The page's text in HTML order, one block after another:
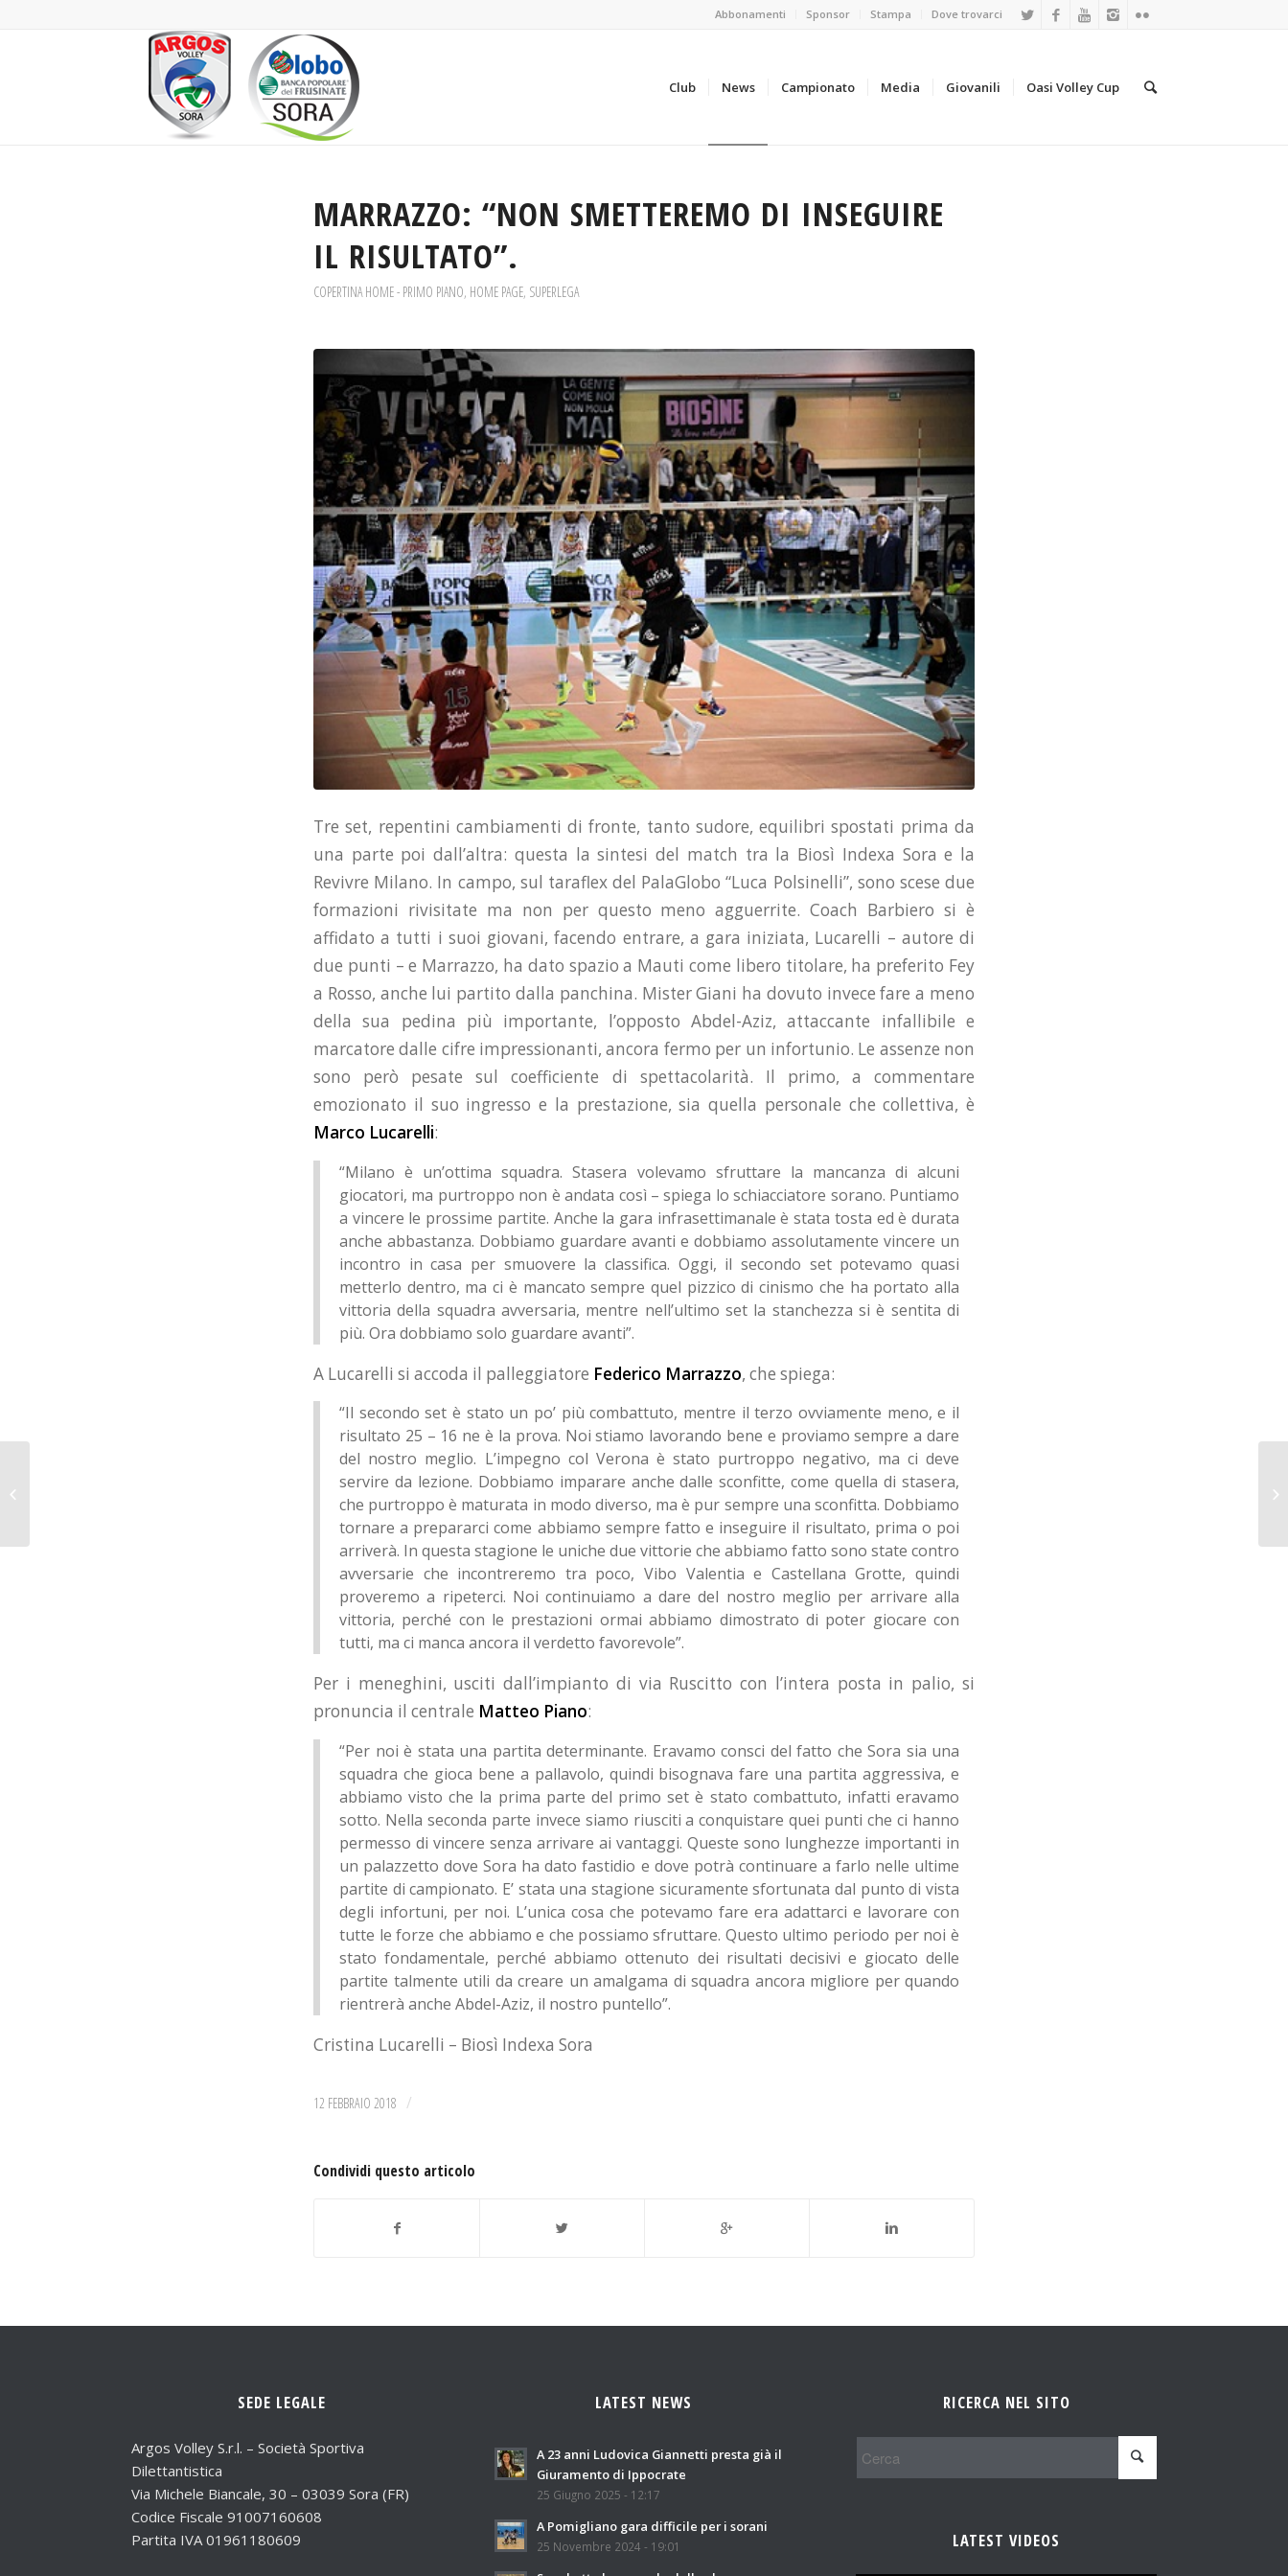
Abbonamenti Sponsor Stampa Dove trovarci
Club News Campionato Media Giovanili Oasi Volley Cup
MARRAZZO: “NON SMETTEREMO DI INSEGUIRE
IL RISULTATO”.
COPERTINA HOME - PRIMO PIANO, HOME PAGE, SUPERLEGA
Tre set, repentini cambiamenti di fronte, tanto sudore, equilibri spostati prima da
una parte poi dall’altra: questa la sintesi del match tra la Biosì Indexa Sora e la
Revivre Milano. In campo, sul taraflex del PalaGlobo “Luca Polsinelli”, sono scese due
formazioni rivisitate ma non per questo meno agguerrite. Coach Barbiero si è
affidato a tutti i suoi giovani, facendo entrare, a gara iniziata, Lucarelli – autore di
due punti – e Marrazzo, ha dato spazio a Mauti come libero titolare, ha preferito Fey
a Rosso, anche lui partito dalla panchina. Mister Giani ha dovuto invece fare a meno
della sua pedina più importante, l’opposto Abdel-Aziz, attaccante infallibile e
marcatore dalle cifre impressionanti, ancora fermo per un infortunio. Le assenze non
sono però pesate sul coefficiente di spettacolarità. Il primo, a commentare
emozionato il suo ingresso e la prestazione, sia quella personale che collettiva, è
Marco Lucarelli:
“Milano è un’ottima squadra. Stasera volevamo sfruttare la mancanza di alcuni
giocatori, ma purtroppo non è andata così – spiega lo schiacciatore sorano. Puntiamo
a vincere le prossime partite. Anche la gara infrasettimanale è stata tosta ed è durata
anche abbastanza. Dobbiamo guardare avanti e dobbiamo assolutamente vincere un
incontro in casa per smuovere la classifica. Oggi, il secondo set potevamo quasi
metterlo dentro, ma ci è mancato sempre quel pizzico di cinismo che ha portato alla
vittoria della squadra avversaria, mentre nell’ultimo set la stanchezza si è sentita di
più. Ora dobbiamo solo guardare avanti”.
A Lucarelli si accoda il palleggiatore Federico Marrazzo, che spiega:
“Il secondo set è stato un po’ più combattuto, mentre il terzo ovviamente meno, e il
risultato 25 – 16 ne è la prova. Noi stiamo lavorando bene e proviamo sempre a dare
del nostro meglio. L’impegno col Verona è stato purtroppo negativo, ma ci deve
servire da lezione. Dobbiamo imparare anche dalle sconfitte, come quella di stasera,
che purtroppo è maturata in modo diverso, ma è pur sempre una sconfitta. Dobbiamo
tornare a prepararci come abbiamo sempre fatto e inseguire il risultato, prima o poi
arriverà. In questa stagione le uniche due vittorie che abbiamo fatto sono state contro
avversarie che incontreremo tra poco, Vibo Valentia e Castellana Grotte, quindi
proveremo a ripeterci. Noi continuiamo a dare del nostro meglio per arrivare alla
vittoria, perché con le prestazioni ormai abbiamo dimostrato di poter giocare con
tutti, ma ci manca ancora il verdetto favorevole”.
Per i meneghini, usciti dall’impianto di via Ruscitto con l’intera posta in palio, si
pronuncia il centrale Matteo Piano:
“Per noi è stata una partita determinante. Eravamo consci del fatto che Sora sia una
squadra che gioca bene a pallavolo, quindi bisognava fare una partita aggressiva, e
abbiamo visto che la prima parte del primo set è stato combattuto, infatti eravamo
sotto. Nella seconda parte invece siamo riusciti a conquistare quei punti che ci hanno
permesso di vincere senza arrivare ai vantaggi. Queste sono lunghezze importanti in
un palazzetto dove Sora ha dato fastidio e dove potrà continuare a farlo nelle ultime
partite di campionato. E’ stata una stagione sicuramente sfortunata dal punto di vista
degli infortuni, per noi. L’unica cosa che potevamo fare era adattarci e lavorare con
tutte le forze che abbiamo e che possiamo sfruttare. Questo ultimo periodo per noi è
stato fondamentale, perché abbiamo ottenuto dei risultati decisivi e giocato delle
partite talmente utili da creare un amalgama di squadra ancora migliore per quando
rientrerà anche Abdel-Aziz, il nostro puntello”.
Cristina Lucarelli – Biosì Indexa Sora
12 FEBBRAIO 2018 /
Condividi questo articolo
SEDE LEGALE
Argos Volley S.r.l. – Società Sportiva
Dilettantistica
Via Michele Biancale, 30 – 03039 Sora (FR)
Codice Fiscale 91007160608
Partita IVA 01961180609
LATEST NEWS
A 23 anni Ludovica Giannetti presta già il
Giuramento di Ippocrate
25 Giugno 2025 - 12:17
A Pomigliano gara difficile per i sorani
25 Novembre 2024 - 19:01
RICERCA NEL SITO
LATEST VIDEOS